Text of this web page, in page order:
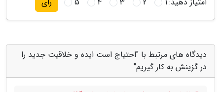
دیدگاه های مرتبط با "احتیاج است ایده و خلاقیت جدید را
در گزینش به کار گیریم"